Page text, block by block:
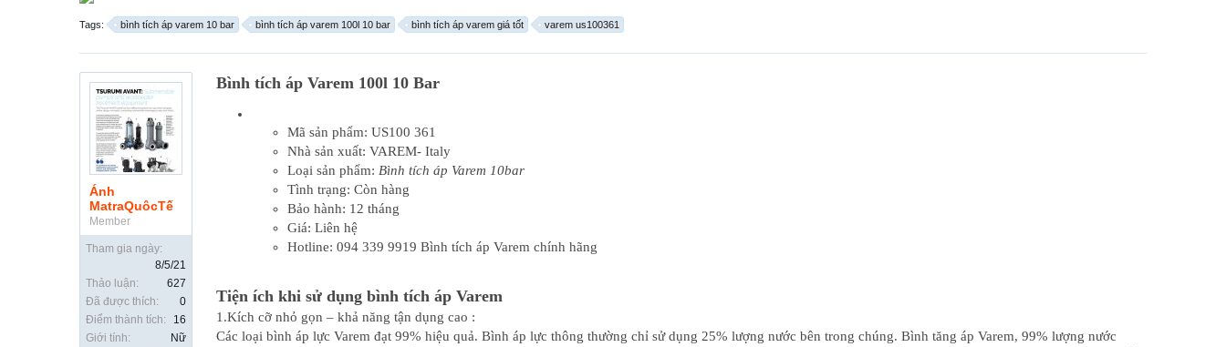
Tags: bình tích áp varem 10 bar bình tích áp varem 100l 10 bar bình tích áp varem giá tốt varem us100361
Ánh
MatraQuôcTế
Member
Tham gia ngày:
8/5/21
Thảo luận:
627
Đã được thích:
0
Điểm thành tích:
16
Giới tính:
Nữ
Bình tích áp Varem 100l 10 Bar
Mã sản phẩm: US100 361
Nhà sản xuất: VAREM- Italy
Loại sản phẩm: Bình tích áp Varem 10bar
Tình trạng: Còn hàng
Bảo hành: 12 tháng
Giá: Liên hệ
Hotline: 094 339 9919 Bình tích áp Varem chính hãng
Tiện ích khi sử dụng bình tích áp Varem
1.Kích cỡ nhỏ gọn – khả năng tận dụng cao :
Các loại bình áp lực Varem đạt 99% hiệu quả. Bình áp lực thông thường chỉ sử dụng 25% lượng nước bên trong chúng. Bình tăng áp Varem, 99% lượng nước